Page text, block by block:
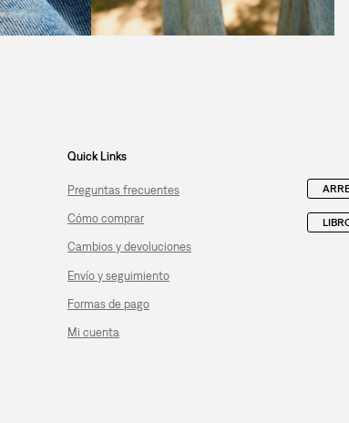
Quick Links
Preguntas frecuentes
Cómo comprar
Cambios y devoluciones
Envío y seguimiento
Formas de pago
Mi cuenta